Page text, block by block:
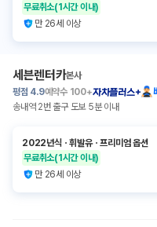
무료취소(1시간 이내)
만 26세 이상
세븐렌터카본사
평점 4.9예약수 100+자차플러스+
송내역 2번 출구 도보 5분 이내
2022년식 ㆍ휘발유ㆍ프리미엄 옵션
무료취소(1시간 이내)
만 26세 이상